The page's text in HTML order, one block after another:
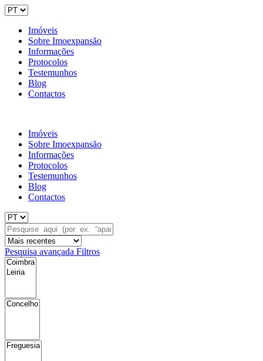
Imóveis
Sobre Imoexpansão
Informações
Protocolos
Testemunhos
Blog
Contactos
Imóveis
Sobre Imoexpansão
Informações
Protocolos
Testemunhos
Blog
Contactos
Pesquisa avançada Filtros